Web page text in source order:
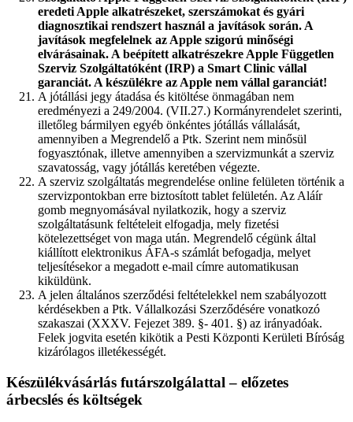
eredeti Apple alkatrészeket, szerszámokat és gyári
diagnosztikai rendszert használ a javítások során. A
javítások megfelelnek az Apple szigorú minőségi
elvárásainak. A beépített alkatrészekre Apple Független
Szerviz Szolgáltatóként (IRP) a Smart Clinic vállal
garanciát. A készülékre az Apple nem vállal garanciát!
A jótállási jegy átadása és kitöltése önmagában nem
eredményezi a 249/2004. (VII.27.) Kormányrendelet szerinti,
illetőleg bármilyen egyéb önkéntes jótállás vállalását,
amennyiben a Megrendelő a Ptk. Szerint nem minősül
fogyasztónak, illetve amennyiben a szervizmunkát a szerviz
szavatosság, vagy jótállás keretében végezte.
A szerviz szolgáltatás megrendelése online felületen történik a
szervizpontokban erre biztosított tablet felületén. Az Aláír
gomb megnyomásával nyilatkozik, hogy a szerviz
szolgáltatásunk feltételeit elfogadja, mely fizetési
kötelezettséget von maga után. Megrendelő cégünk által
kiállított elektronikus ÁFA-s számlát befogadja, melyet
teljesítésekor a megadott e-mail címre automatikusan
kiküldünk.
A jelen általános szerződési feltételekkel nem szabályozott
kérdésekben a Ptk. Vállalkozási Szerződésére vonatkozó
szakaszai (XXXV. Fejezet 389. §- 401. §) az irányadóak.
Felek jogvita esetén kikötik a Pesti Központi Kerületi Bíróság
kizárólagos illetékességét.
Készülékvásárlás futárszolgálattal – előzetes
árbecslés és költségek